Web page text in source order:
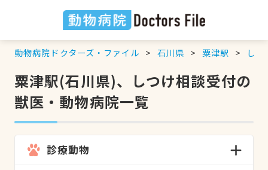
動物病院ドクターズ・ファイル 石川県 粟津駅 し
粟津駅(石川県)、しつけ相談受付の
獣医・動物病院一覧
診療動物